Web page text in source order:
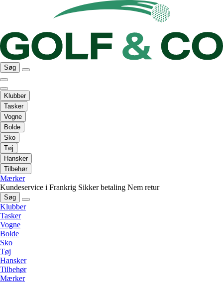
Søg
Klubber
Tasker
Vogne
Bolde
Sko
Tøj
Hansker
Tilbehør
Mærker
Kundeservice i Frankrig Sikker betaling Nem retur
Søg
Klubber
Tasker
Vogne
Bolde
Sko
Tøj
Hansker
Tilbehør
Mærker